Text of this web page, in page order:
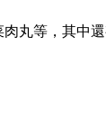
丸等，其中還